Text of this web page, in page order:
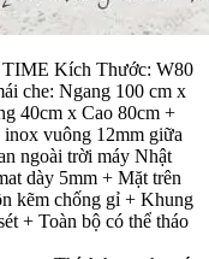
TIME Kích Thước: W80
che: Ngang 100 cm x
40cm x Cao 80cm +
vuông 12mm giữa
ngoài trời máy Nhật
dày 5mm + Mặt trên
kẽm chống gỉ + Khung
+ Toàn bộ có thể tháo